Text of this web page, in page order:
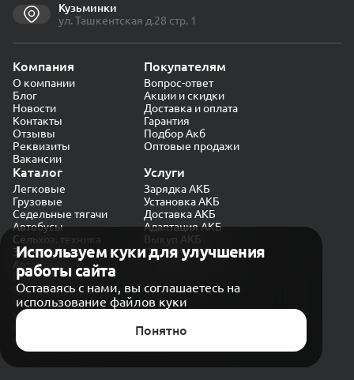
Используем куки для улучшения
работы сайта
Оставаясь с нами, вы соглашаетесь на
использование файлов куки
Понятно
Кузьминки
ул. Ташкентская д.28 стр. 1
Компания
О компании
Блог
Новости
Контакты
Отзывы
Реквизиты
Вакансии
Покупателям
Вопрос-ответ
Акции и скидки
Доставка и оплата
Гарантия
Подбор Акб
Оптовые продажи
Каталог
Легковые
Грузовые
Седельные тягачи
Автобусы
Сельхоз. техника
Экскаваторы
Автокраны
Услуги
Зарядка АКБ
Установка АКБ
Доставка АКБ
Адаптация АКБ
Выкуп АКБ
Проверка генератора
Политика конфиденциальности
Обработка персональных данных
Согласие на обработку в «Яндекс.Метрика»
Карта сайта
© CARAKB 2026. Все права защищены